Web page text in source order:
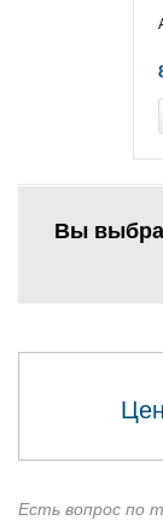
Вы
Есть вопрос по